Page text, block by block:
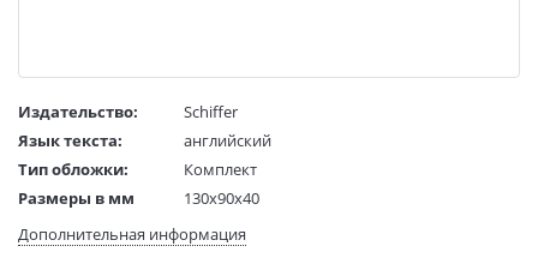
Издательство:
Schiffer
Язык текста:
английский
Тип обложки:
Комплект
Размеры в мм
130x90x40
Вес:
1 гр.
Дополнительная информация